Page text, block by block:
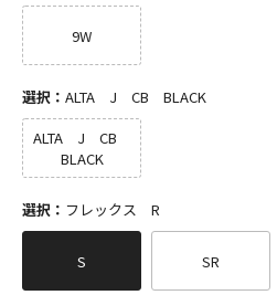
9W
選択： ALTA J CB BLACK
ALTA J CB
BLACK
選択： フレックス R
S SR